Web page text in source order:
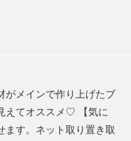
がメインで作り上げたブ
えてオススメ♡ 【気に
す。ネット取り置き取